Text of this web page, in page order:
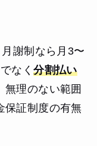
謝制なら月3〜
なく分割払い
無理のない範囲
保証制度の有無